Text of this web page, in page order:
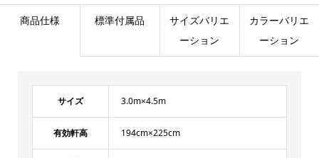
商品仕様 標準付属品
サイズバリエ
ーション
カラーバリエ
ーション
サイズ 3.0m×4.5m
有効軒高 194cm×225cm